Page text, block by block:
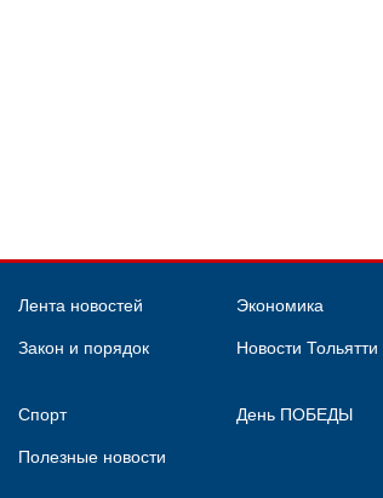
Лента новостей Экономика
Закон и порядок Новости Тольятти
Спорт День ПОБЕДЫ
Полезные новости